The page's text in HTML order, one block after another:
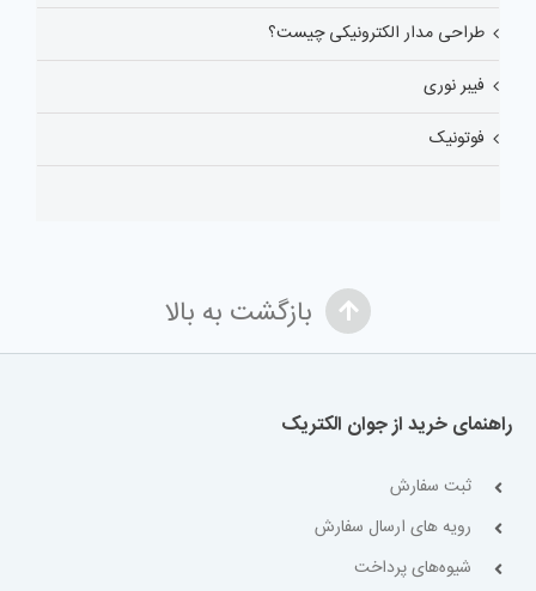
طراحی مدار الکترونیکی چیست؟
فیبر نوری
فوتونیک
بازگشت به بالا
راهنمای خرید از جوان الکتریک
ثبت سفارش
رویه های ارسال سفارش
شیوه‌های پرداخت